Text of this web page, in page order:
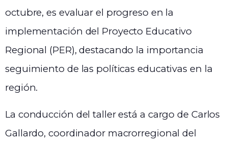
octubre, es evaluar el progreso en la
implementación del Proyecto Educativo
Regional (PER), destacando la importancia
seguimiento de las políticas educativas en la
región.
La conducción del taller está a cargo de Carlos
Gallardo, coordinador macrorregional del